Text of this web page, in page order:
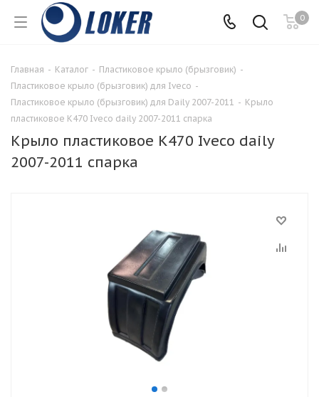
0
Главная - Каталог - Пластиковое крыло (брызговик) -
Пластиковое крыло (брызговик) для Iveco -
Пластиковое крыло (брызговик) для Daily 2007-2011 - Крыло
пластиковое K470 Iveco daily 2007-2011 спарка
Крыло пластиковое K470 Iveco daily
2007-2011 спарка